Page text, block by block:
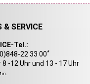
& SERVICE
Tel.:
22 33 00*
8 -12 Uhr und 13 - 17 Uhr